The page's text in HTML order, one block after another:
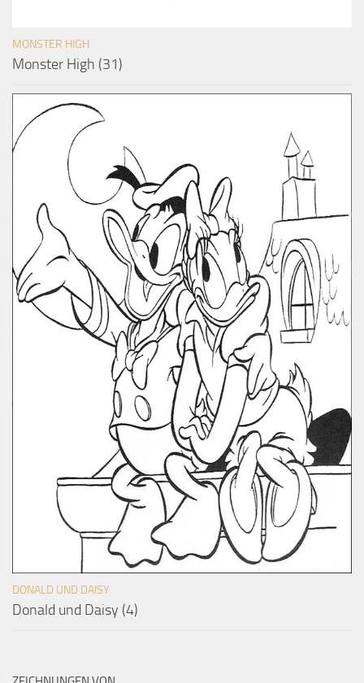
MONSTER HIGH
Monster High (31)
DONALD UND DAISY
Donald und Daisy (4)